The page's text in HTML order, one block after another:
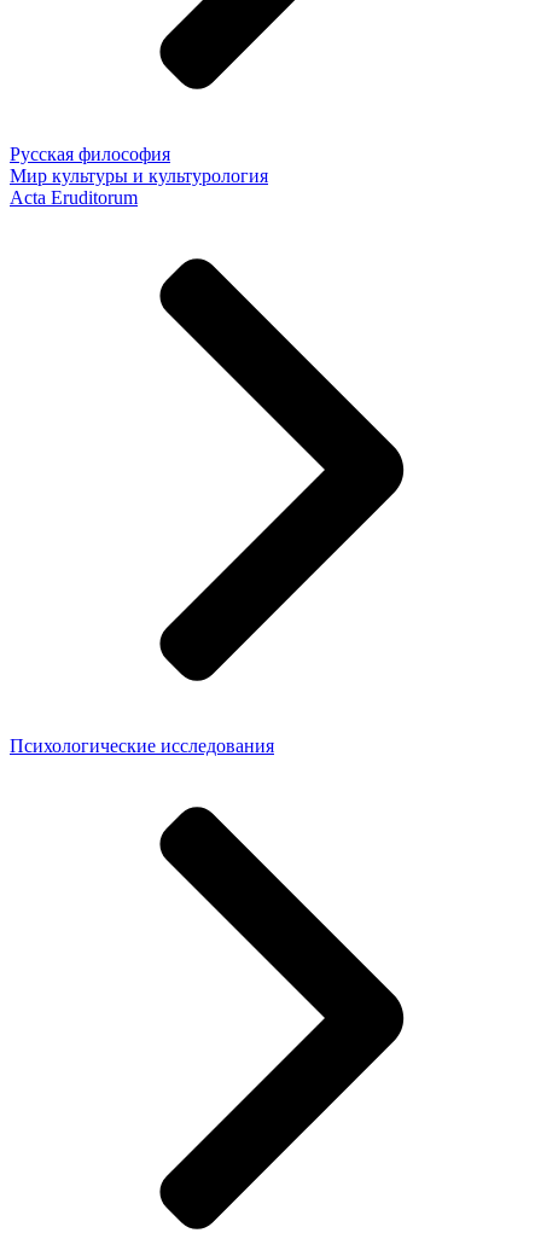
Русская философия
Мир культуры и культурология
Acta Eruditorum
Психологические исследования